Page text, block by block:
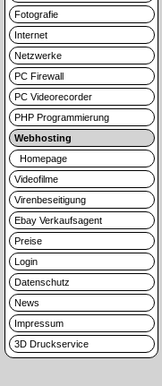
Fotografie
Internet
Netzwerke
PC Firewall
PC Videorecorder
PHP Programmierung
Webhosting
Homepage
Videofilme
Virenbeseitigung
Ebay Verkaufsagent
Preise
Login
Datenschutz
News
Impressum
3D Druckservice